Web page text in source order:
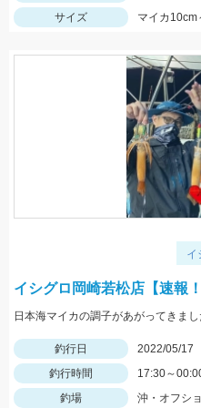
サイズ
マイカ
イ
イシグロ岡崎若松店【速報
日本海マイカの調子があがってきまし
釣行日
2022/05/17
釣行時間
17:30～
釣場
沖・オフシ